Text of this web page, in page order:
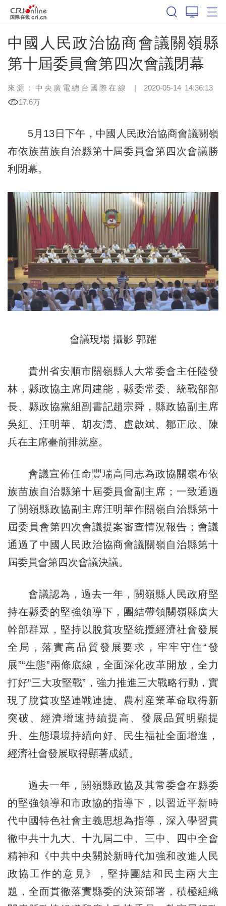
中國人民政治協商會議關嶺縣
第十屆委員會第四次會議閉幕
來源： 中央廣電總台國際在線 | 2020-05-14 14:36:13
17.6万
5月13日下午，中國人民政治協商會議關嶺
布依族苗族自治縣第十屆委員會第四次會議勝
利閉幕。
會議現場 攝影 郭躍
貴州省安順市關嶺縣人大常委會主任陸發
林，縣政協主席周建能，縣委常委、統戰部部
長、縣政協黨組副書記趙宗舜，縣政協副主席
吳紅、汪明華、胡友濤、盧啟斌、鄒正欣、陳
兵在主席臺前排就座。
會議宣佈任命豐瑞高同志為政協關嶺布依
族苗族自治縣第十屆委員會副主席；一致通過
了關嶺縣政協副主席汪明華作關嶺自治縣第十
屆委員會第四次會議提案審查情況報告；會議
通過了中國人民政治協商會議關嶺自治縣第十
屆委員會第四次會議決議。
會議認為，過去一年，關嶺縣人民政府堅
持在縣委的堅強領導下，團結帶領關嶺縣廣大
幹部群眾，堅持以脫貧攻堅統攬經濟社會發展
全局，落實高品質發展要求，牢牢守住“發
展”“生態”兩條底線，全面深化改革開放，全力
打好“三大攻堅戰”，強力推進三大戰略行動，實
現了脫貧攻堅連戰連捷、農村産業革命取得新
突破、經濟增速持續提高、發展品質明顯提
升、生態環境持續向好、民生福祉全面增進，
經濟社會發展取得顯著成績。
過去一年，關嶺縣政協及其常委會在縣委
的堅強領導和市政協的指導下，以習近平新時
代中國特色社會主義思想為指導，深入學習貫
徹中共十九大、十九屆二中、三中、四中全會
精神和《中共中央關於新時代加強和改進人民
政協工作的意見》，堅持團結和民主兩大主
題，全面貫徹落實縣委的決策部署，積極組織